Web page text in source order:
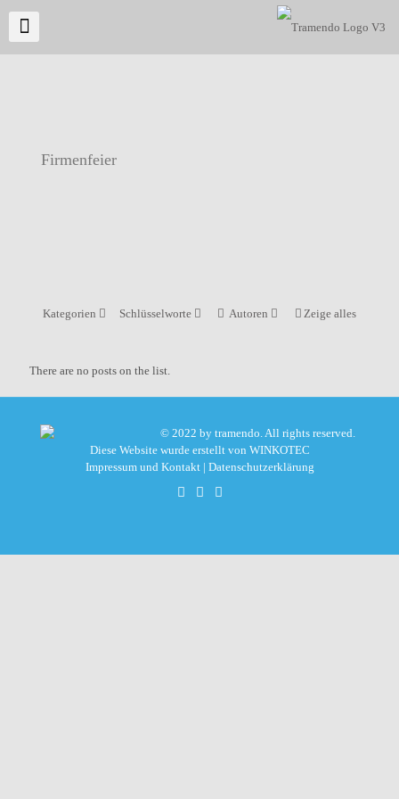
Firmenfeier
Kategorien Schlüsselworte Autoren Zeige alles
There are no posts on the list.
© 2022 by tramendo. All rights reserved.
Diese Website wurde erstellt von WINKOTEC
Impressum und Kontakt| Datenschutzerklärung